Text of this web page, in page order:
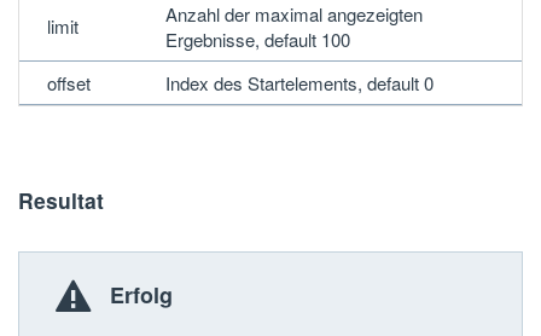
limit
Anzahl der maximal angezeigten
Ergebnisse, default 100
offset
Index des Startelements, default 0
Resultat
Erfolg